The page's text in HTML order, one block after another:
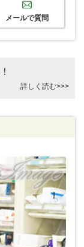
メールで質問
詳しく読む>>>